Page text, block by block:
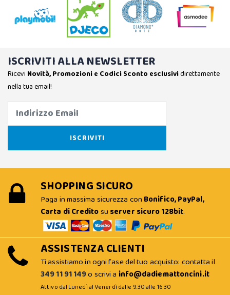
ISCRIVITI ALLA NEWSLETTER
Ricevi Novità, Promozioni e Codici Sconto esclusividirettamente
nella tua email!
SHOPPING SICURO
Paga in massima sicurezza con Bonifico, PayPal,
Carta di Creditosu server sicuro 128bit.
ASSISTENZA CLIENTI
Ti assistiamo in ogni fase del tuo acquisto: contatta il
349 11 91 149o scrivi a info@dadiemattoncini.it
Attivo dal Lunedì al Venerdì dalle 9:30 alle 16:30